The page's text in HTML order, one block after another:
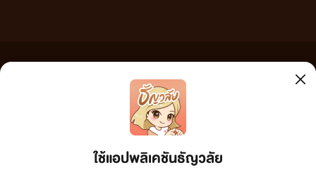
ใช้แอปพลิเคชันธัญวลัย
เว็บไซต์แห่งนี้ไม่ได้เห็นด้วยและไม่ขอรับผิดชอบต่อข้อความใดๆ ทั้งสิ้น ดังนั้นผู้อ่านทุกท่านโปรดใช้
วิจารณญาณในการกลั่นกรองด้วยตนเอง และหากท่านพบข้อความใดๆ ที่ขัดต่อกฎหมายและศีลธรรม
กรุณาแจ้งมาที่ tunwalai@ookbee.com เพื่อทีมงานจะได้ดำเนินการในทันที ทั้งนี้ ทางเว็บไซต์ขอสงวน
ลิขสิทธิ์ตามพระราชบัญญัติลิขสิทธิ์ (ฉบับเพิ่มเติม) พ.ศ.2558